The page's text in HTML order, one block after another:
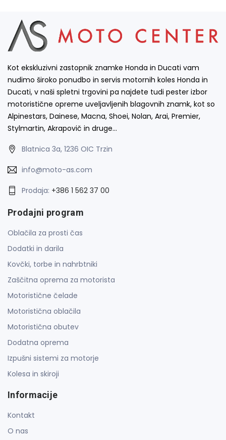
Kot ekskluzivni zastopnik znamke Honda in Ducati vam
nudimo široko ponudbo in servis motornih koles Honda in
Ducati, v naši spletni trgovini pa najdete tudi pester izbor
motoristične opreme uveljavljenih blagovnih znamk, kot so
Alpinestars, Dainese, Macna, Shoei, Nolan, Arai, Premier,
Stylmartin, Akrapovič in druge…
Blatnica 3a, 1236 OIC Trzin
info@moto-as.com
Prodaja: +386 1 562 37 00
Prodajni program
Oblačila za prosti čas
Dodatki in darila
Kovčki, torbe in nahrbtniki
Zaščitna oprema za motorista
Motoristične čelade
Motoristična oblačila
Motoristična obutev
Dodatna oprema
Izpušni sistemi za motorje
Kolesa in skiroji
Informacije
Kontakt
O nas